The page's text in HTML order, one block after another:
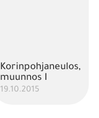
Korinpohjaneulos,
muunnos I
19.10.2015